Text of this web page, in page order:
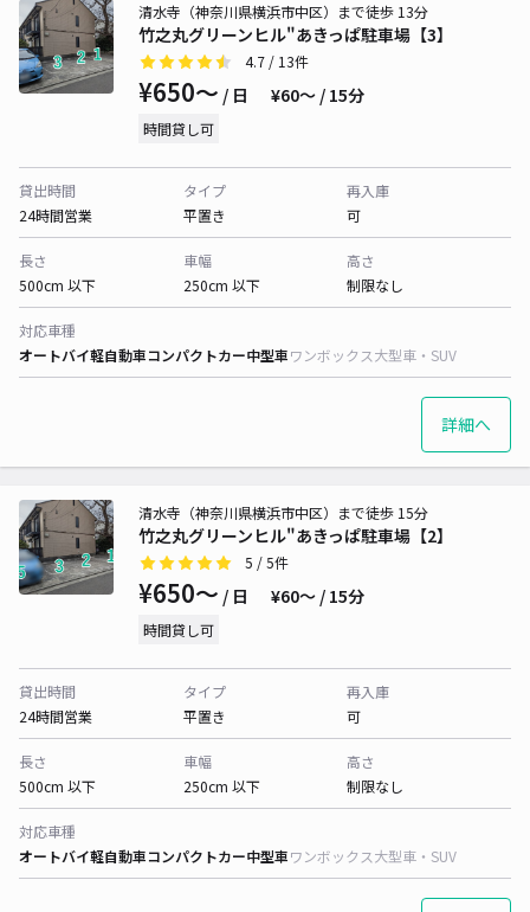
竹之丸グリーンヒル"あきっぱ駐車場【3】
清水寺（神奈川県横浜市中区）まで徒歩 13分
4.7 / 13件
¥650〜 / 日 ¥60〜 / 15分
時間貸し可
貸出時間
24時間営業
タイプ
平置き
再入庫
可
長さ
500cm 以下
車幅
250cm 以下
高さ
制限なし
対応車種
オートバイ軽自動車コンパクトカー中型車ワンボックス大型車・SUV
詳細へ
竹之丸グリーンヒル"あきっぱ駐車場【2】
清水寺（神奈川県横浜市中区）まで徒歩 15分
5 / 5件
¥650〜 / 日 ¥60〜 / 15分
時間貸し可
貸出時間
24時間営業
タイプ
平置き
再入庫
可
長さ
500cm 以下
車幅
250cm 以下
高さ
制限なし
対応車種
オートバイ軽自動車コンパクトカー中型車ワンボックス大型車・SUV